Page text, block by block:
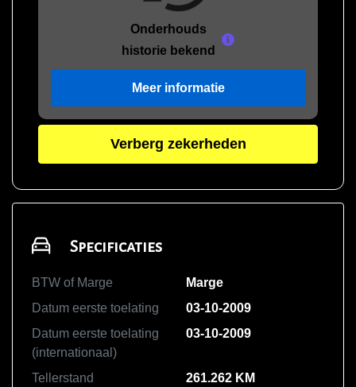
Onderhouds
historie bekend
Meer informatie
Verberg zekerheden
Specificaties
BTW of Marge
Marge
Datum eerste toelating
03-10-2009
Datum eerste toelating
(internationaal)
03-10-2009
Tellerstand
261.262 KM